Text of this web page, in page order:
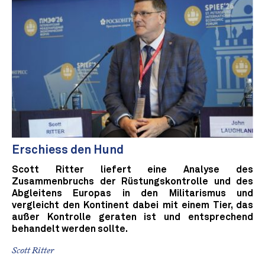
Erschiess den Hund
Scott Ritter liefert eine Analyse des
Zusammenbruchs der Rüstungskontrolle und des
Abgleitens Europas in den Militarismus und
vergleicht den Kontinent dabei mit einem Tier, das
außer Kontrolle geraten ist und entsprechend
behandelt werden sollte.
Scott Ritter